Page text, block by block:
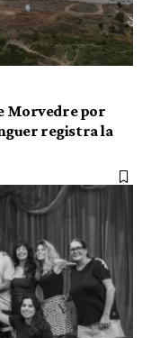
Morvedre por
registra la